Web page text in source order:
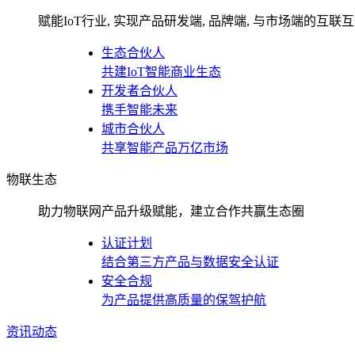
赋能IoT行业, 实现产品研发端, 品牌端, 与市场端的互联
生态合伙人
共建IoT智能商业生态
开发者合伙人
携手智能未来
城市合伙人
共享智能产品万亿市场
物联生态
助力物联网产品升级赋能，建立合作共赢生态圈
认证计划
结合第三方产品与数据安全认证
安全合规
为产品提供高质量的保驾护航
资讯动态